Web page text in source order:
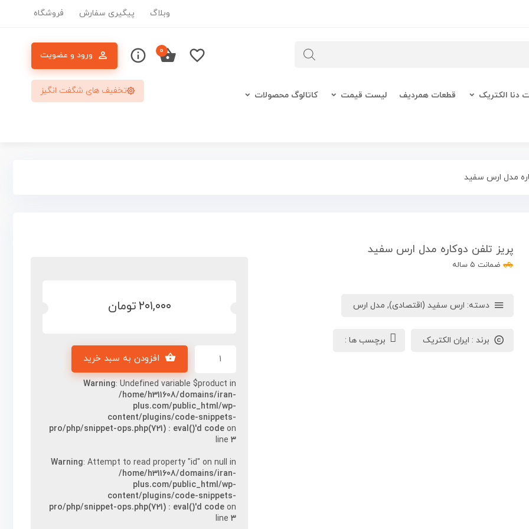
وبلاگ پیگیری سفارش فروشگاه
ورود و عضویت ۰
دنا الکتریک قطعات همردیف لیست قیمت کاتالوگ محصولات تخفیف های شگفت انگیز
مدل ارس سفید
پریز تلفن دوکاره مدل ارس سفید
ضمانت ۵ ساله
دسته: ارس سفید (اقتصادی), مدل ارس
برند : ایران الکتریک برچسب ها :
۲۰۱,۰۰۰تومان
افزودن به سبد خرید
Warning: Undefined variable $product in
/home/h311608/domains/iran-
plus.com/public_html/wp-
content/plugins/code-snippets-
pro/php/snippet-ops.php(721) : eval()'d code on
line۳
Warning: Attempt to read property "id" on null in
/home/h311608/domains/iran-
plus.com/public_html/wp-
content/plugins/code-snippets-
pro/php/snippet-ops.php(721) : eval()'d code on
line۳